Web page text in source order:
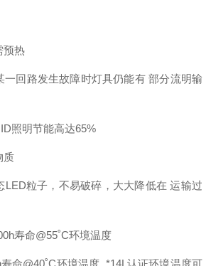
预热
一回路发生故障时灯具仍能有 部分流明输
照明节能高达65%
质
LED粒子，不易破碎，大大降低在 运输过
寿命@55˚C环境温度
命@40˚C环境温度 *14L认证环境温度可